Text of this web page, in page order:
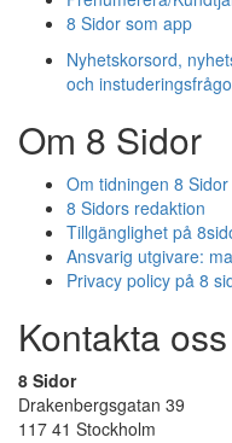
8 Sidor som app
Nyhetskorsord,
och
Om 8 Sidor
Om tidningen 8 Sidor
8 Sidors redaktion
Tillgänglighet på
Ansvarig utgivare:
Privacy policy på 8
Kontakta oss
8 Sidor
Drakenbergsgatan 39
117 41 Stockholm